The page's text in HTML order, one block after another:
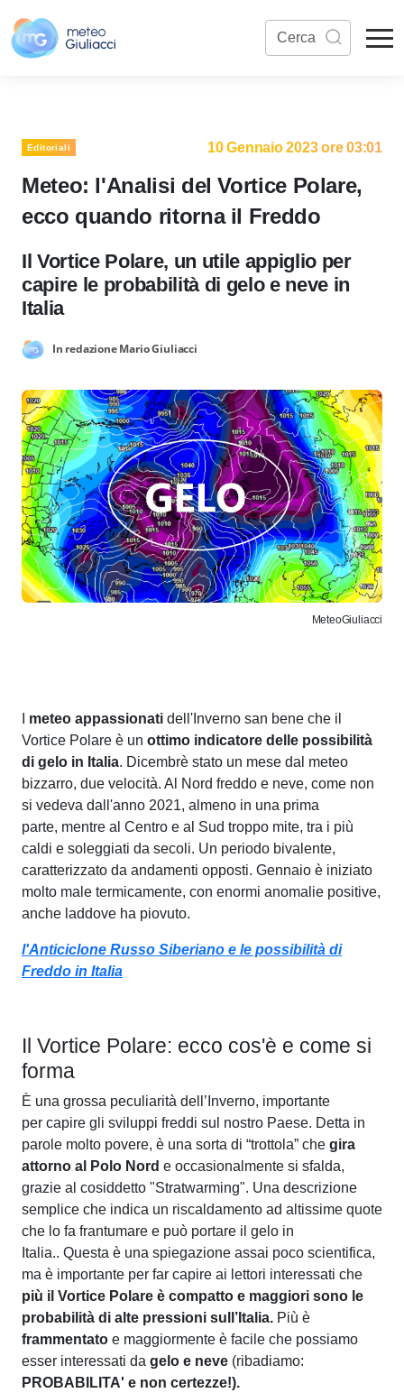
Editoriali 10 Gennaio 2023 ore 03:01
Meteo: l'Analisi del Vortice Polare,
ecco quando ritorna il Freddo
Il Vortice Polare, un utile appiglio per
capire le probabilità di gelo e neve in
Italia
In redazione Mario Giuliacci
MeteoGiuliacci
meteo appassionati dell'Inverno san bene che il
Vortice Polare è un ottimo indicatore delle possibilità
di gelo in Italia. Dicembrè stato un mese dal meteo
bizzarro, due velocità. Al Nord freddo e neve, come non
si vedeva dall'anno 2021, almeno in una prima
parte, mentre al Centro e al Sud troppo mite, tra i più
caldi e soleggiati da secoli. Un periodo bivalente,
caratterizzato da andamenti opposti. Gennaio è iniziato
molto male termicamente, con enormi anomalie positive,
anche laddove ha piovuto.
l'Anticiclone Russo Siberiano e le possibilità di
Freddo in Italia
Il Vortice Polare: ecco cos'è e come si
forma
È una grossa peculiarità dell’Inverno, importante
per capire gli sviluppi freddi sul nostro Paese. Detta in
parole molto povere, è una sorta di “trottola” che gira
attorno al Polo Nord e occasionalmente si sfalda,
grazie al cosiddetto "Stratwarming". Una descrizione
semplice che indica un riscaldamento ad altissime quote
che lo fa frantumare e può portare il gelo in
Italia.. Questa è una spiegazione assai poco scientifica,
ma è importante per far capire ai lettori interessati che
più il Vortice Polare è compatto e maggiori sono le
probabilità di alte pressioni sull’Italia. Più è
frammentato e maggiormente è facile che possiamo
esser interessati da gelo e neve (ribadiamo:
PROBABILITA' e non certezze!).